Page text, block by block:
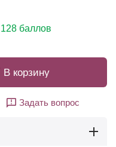
128 баллов
В корзину
Задать вопрос